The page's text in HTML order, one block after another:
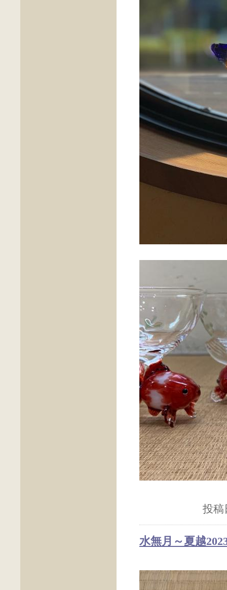
投稿
水無月～夏越